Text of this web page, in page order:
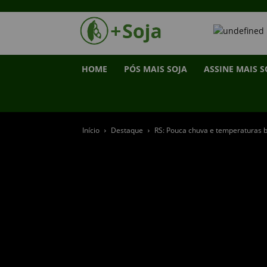
HOME PÓS MAIS SOJA ASSINE MAIS
Início Destaque RS: Pouca chuva e